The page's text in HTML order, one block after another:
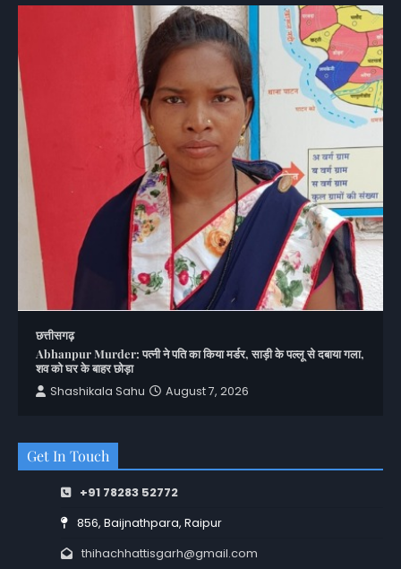
छत्तीसगढ़
Abhanpur Murder: पत्नी ने पति का किया मर्डर, साड़ी के पल्लू से दबाया गला,
शव को घर के बाहर छोड़ा
Shashikala Sahu
August 7, 2026
Get In Touch
+91 78283 52772
856, Baijnathpara, Raipur
thihachhattisgarh@gmail.com